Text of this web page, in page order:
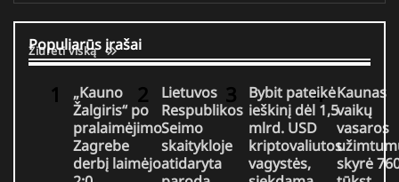
Populiarūs įrašai
Žiūrėti viską
„Kauno
Žalgiris“ po
pralaimėjimo
Zagrebe
derbį laimėjo
Lietuvos
Respublikos
Seimo
skaitykloje
atidaryta
Bybit pateikė
ieškinį dėl 1,5
mlrd. USD
kriptovaliutos
vagystės,
Kaunas
vaikų
vasaros
skyrė